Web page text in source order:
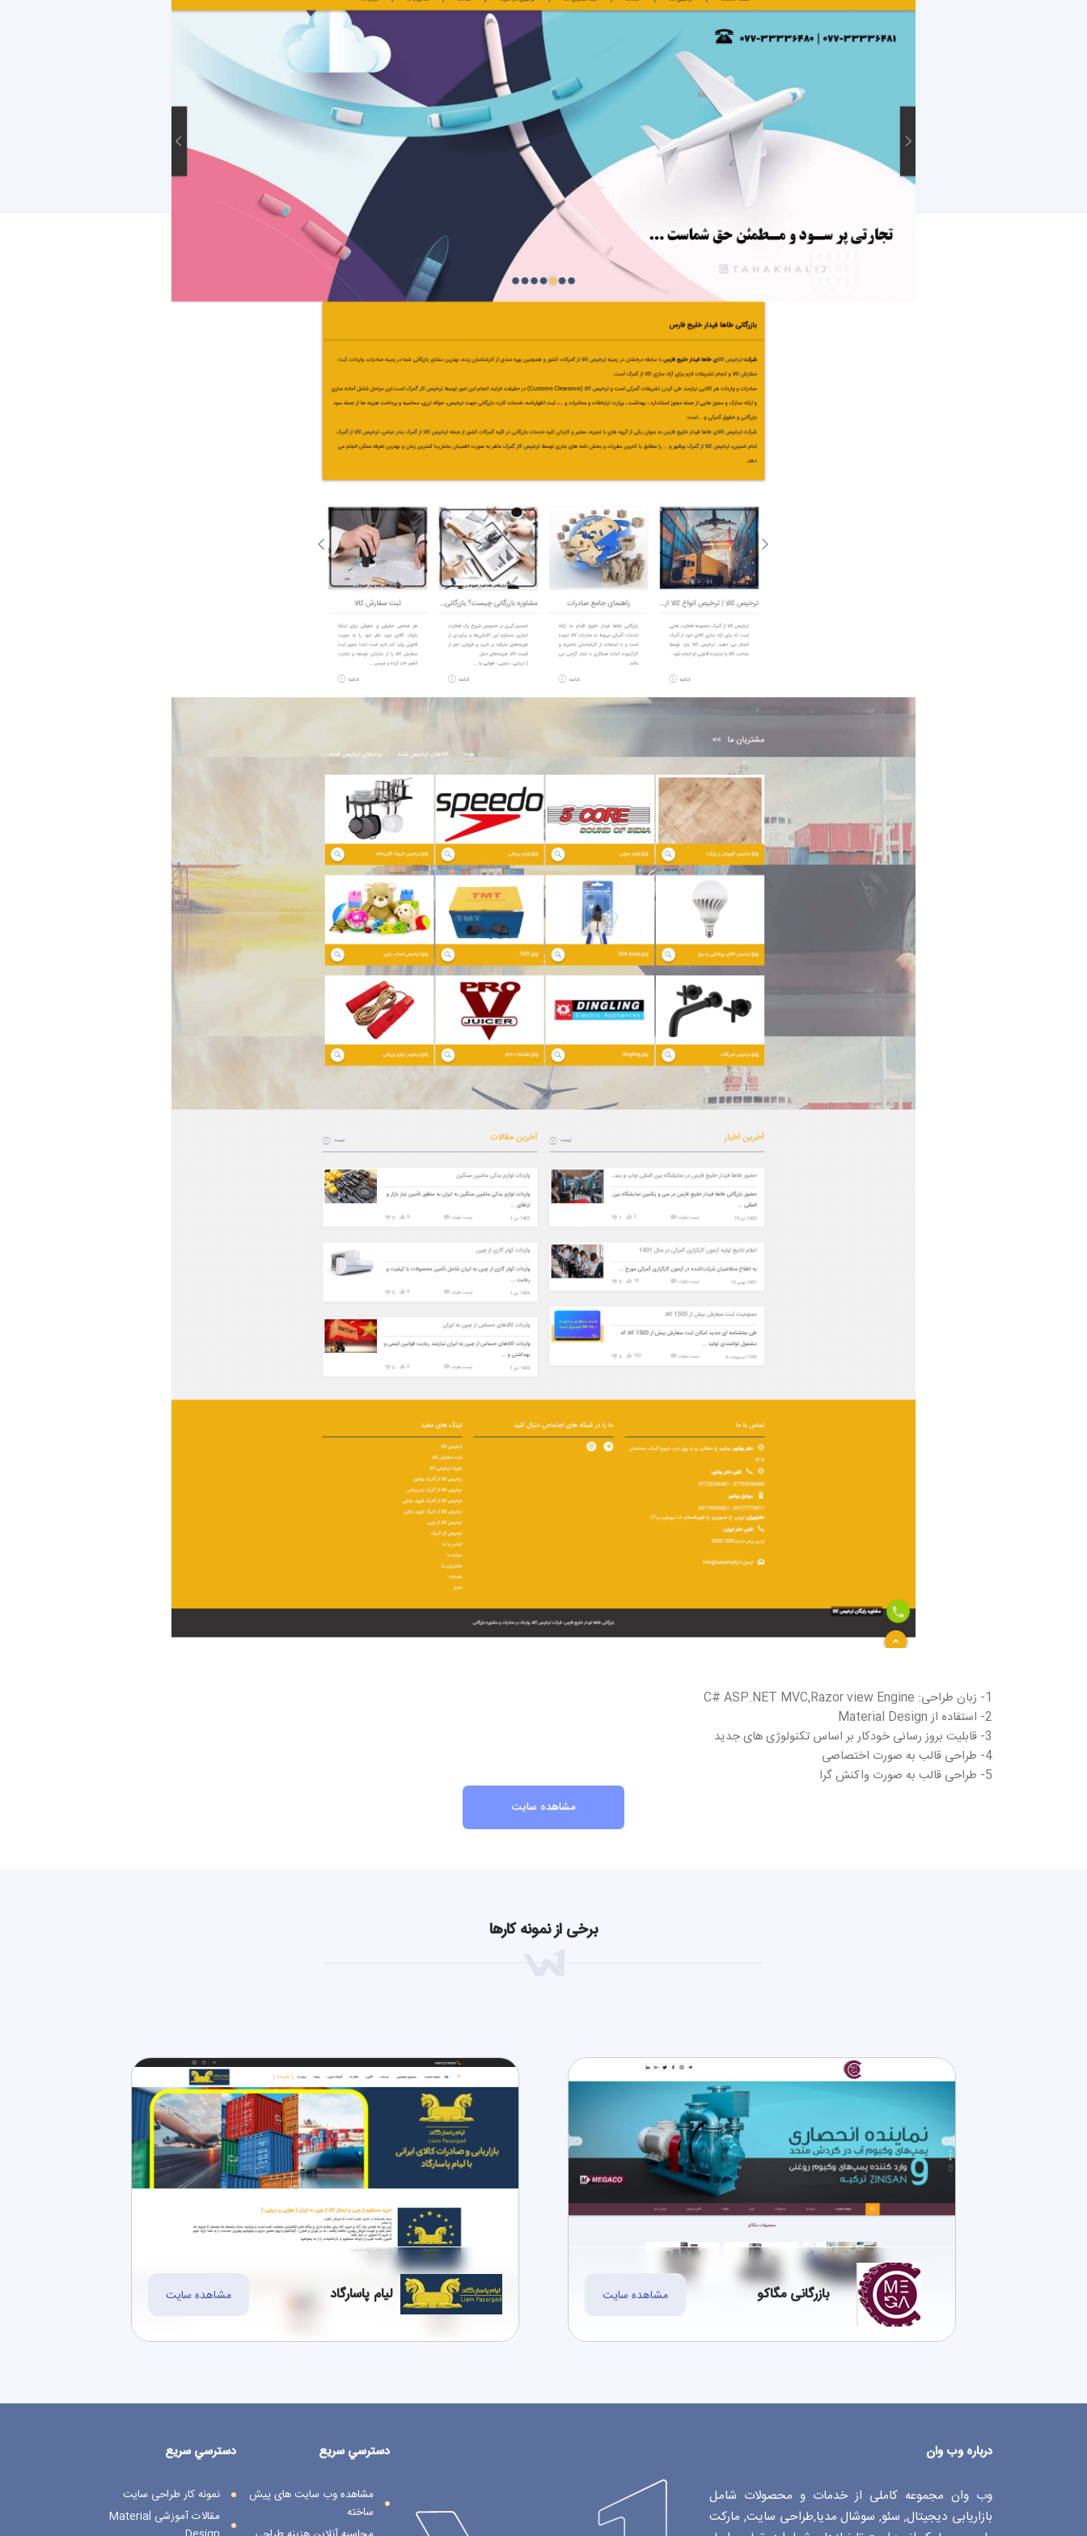
1- زبان طراحی: C# ASP.NET MVC,Razor view Engine
2- استفاده از Material Design
3- قابلیت بروز رسانی خودکار بر اساس تکنولوژی های جدید
4- طراحی قالب به صورت اختصاصی
5- طراحی قالب به صورت واکنش گرا
مشاهده سایت
برخی از نمونه کارها
بازرگانی مگاكو مشاهده سایت لیام پاسارگاد مشاهده سایت
درباره وب وان
وب وان مجموعه کاملی از خدمات و محصولات شامل
بازاریابی دیجیتال, سئو, سوشال مدیا,طراحی سایت, مارکت
دسترسي سريع
نمونه کار طراحی سایت
مقالات آموزشی Material
دسترسي سريع
مشاهده وب سایت های پیش
ساخته